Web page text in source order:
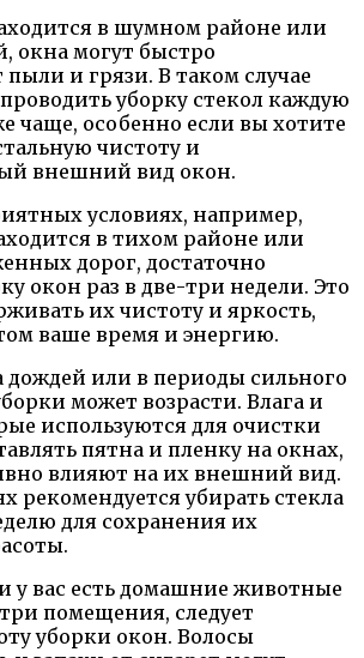
в шумном районе или
окна могут быстро
пыли и грязи. В таком случае
уборку стекол каждую
чаще, особенно если вы хотите
чистоту и
внешний вид окон.
условиях, например,
в тихом районе или
дорог, достаточно
окон раз в две-три недели. Это
их чистоту и яркость,
ваше время и энергию.
дождей или в периоды сильного
может возрасти. Влага и
используются для очистки
пятна и пленку на окнах,
влияют на их внешний вид.
рекомендуется убирать стекла
для сохранения их
у вас есть домашние животные
помещения, следует
уборки окон. Волосы